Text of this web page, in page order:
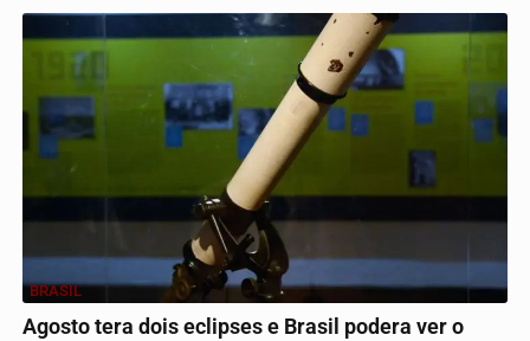
BRASIL
Agosto tera dois eclipses e Brasil podera ver o